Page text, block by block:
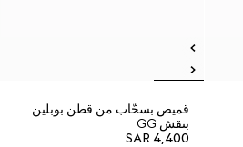
قميص بسحّاب من قطن بوبلين
بنقش GG
SAR 4,400